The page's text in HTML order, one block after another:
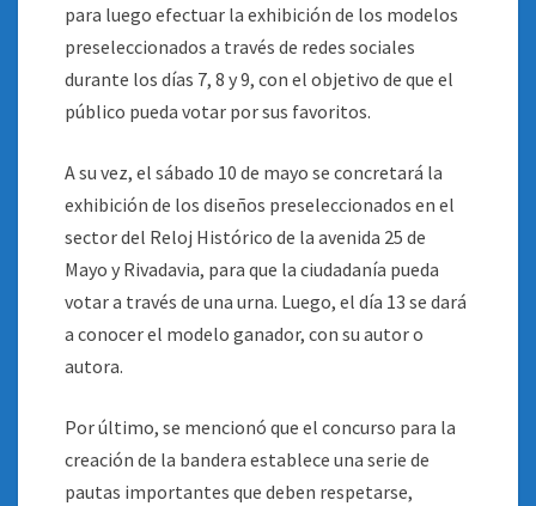
para luego efectuar la exhibición de los modelos
preseleccionados a través de redes sociales
durante los días 7, 8 y 9, con el objetivo de que el
público pueda votar por sus favoritos.
A su vez, el sábado 10 de mayo se concretará la
exhibición de los diseños preseleccionados en el
sector del Reloj Histórico de la avenida 25 de
Mayo y Rivadavia, para que la ciudadanía pueda
votar a través de una urna. Luego, el día 13 se dará
a conocer el modelo ganador, con su autor o
autora.
Por último, se mencionó que el concurso para la
creación de la bandera establece una serie de
pautas importantes que deben respetarse,